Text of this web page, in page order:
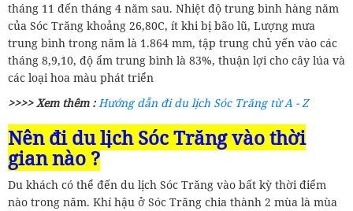
tháng 11 đến tháng 4 năm sau. Nhiệt độ trung bình hàng năm
của Sóc Trăng khoảng 26,80C, ít khi bị bão lũ, Lượng mưa
trung bình trong năm là 1.864 mm, tập trung chủ yến vào các
tháng 8,9,10, độ ẩm trung bình là 83%, thuận lợi cho cây lúa và
các loại hoa màu phát triển
>>>> Xem thêm :Hướng dẫn đi du lịch Sóc Trăng từ A - Z
Nên đi du lịch Sóc Trăng vào thời
gian nào ?
Du khách có thể đến du lịch Sóc Trăng vào bất kỳ thời điểm
nào trong năm. Khí hậu ở Sóc Trăng chia thành 2 mùa là mùa